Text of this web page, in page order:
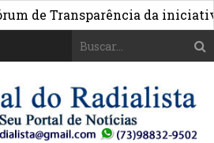
Transparência da iniciativa